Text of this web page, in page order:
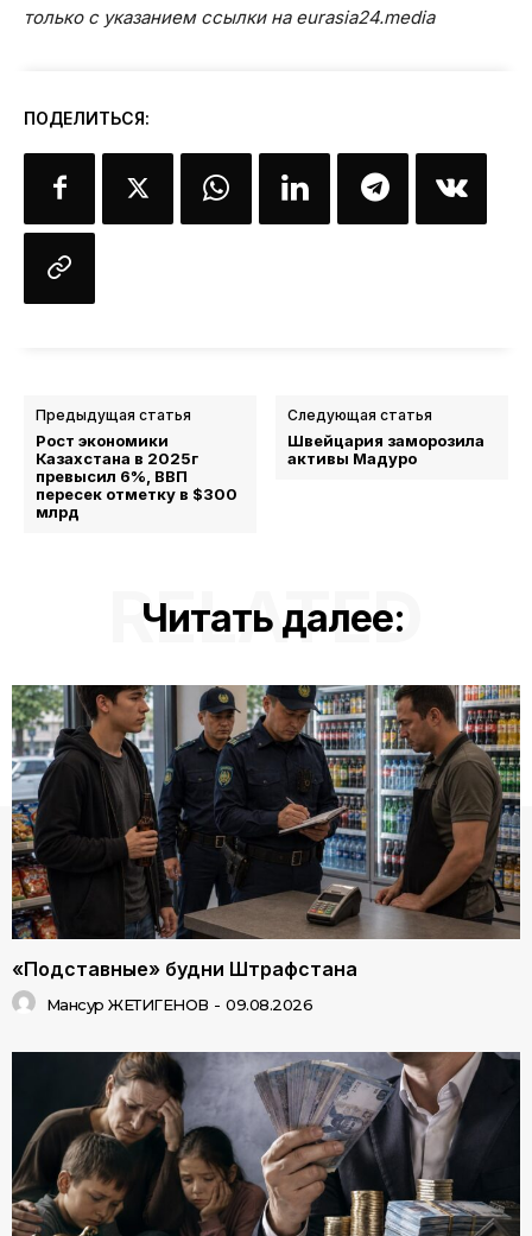
только с указанием ссылки на eurasia24.media
ПОДЕЛИТЬСЯ:
Предыдущая статья
Рост экономики
Казахстана в 2025г
превысил 6%, ВВП
пересек отметку в $300
млрд
Следующая статья
Швейцария заморозила
активы Мадуро
Читать далее:
RELATED
«Подставные» будни Штрафстана
Мансур ЖЕТИГЕНОВ - 09.08.2026